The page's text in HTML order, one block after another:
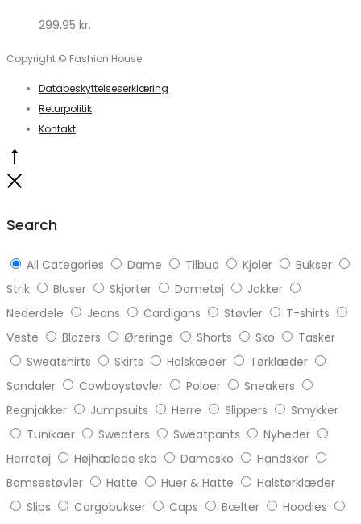
299,95 kr.
Copyright © Fashion House
Databeskyttelseserklæring
Returpolitik
Kontakt
Search
All Categories Dame Tilbud Kjoler
Bukser
Strik
Bluser Skjorter Dametøj
Jakker
Nederdele
Jeans Cardigans Støvler
T-shirts
Veste
Blazers Øreringe Shorts Sko
Tasker
Sweatshirts
Skirts Halskæder
Tørklæder
Sandaler
Cowboystøvler Poloer
Sneakers
Regnjakker
Jumpsuits Herre Slippers
Smykker
Tunikaer
Sweaters Sweatpants
Nyheder
Herretøj
Højhælede sko Damesko
Handsker
Bamsestøvler
Hatte Huer & Hatte
Halstørklæder
Slips
Cargobukser Caps Bælter
Hoodies